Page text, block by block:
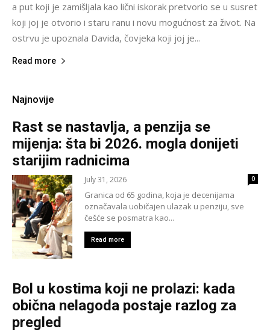
a put koji je zamišljala kao lični iskorak pretvorio se u susret
koji joj je otvorio i staru ranu i novu mogućnost za život. Na
ostrvu je upoznala Davida, čovjeka koji joj je...
Read more
Najnovije
Rast se nastavlja, a penzija se
mijenja: šta bi 2026. mogla donijeti
starijim radnicima
July 31, 2026 0
Granica od 65 godina, koja je decenijama
označavala uobičajen ulazak u penziju, sve
češće se posmatra kao...
Read more
Bol u kostima koji ne prolazi: kada
obična nelagoda postaje razlog za
pregled